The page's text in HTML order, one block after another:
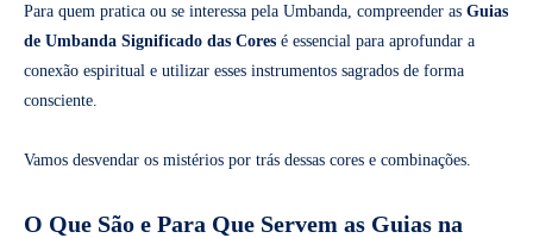
Para quem pratica ou se interessa pela Umbanda, compreender as Guias
de Umbanda Significado das Cores é essencial para aprofundar a
conexão espiritual e utilizar esses instrumentos sagrados de forma
consciente.
Vamos desvendar os mistérios por trás dessas cores e combinações.
O Que São e Para Que Servem as Guias na